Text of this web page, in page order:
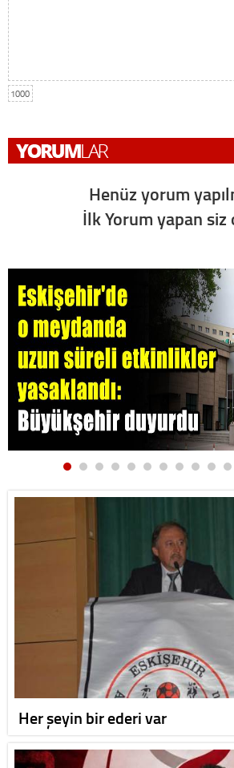
1000
Henüz yorum
İlk Yorum yapan siz
Her şeyin bir ederi var